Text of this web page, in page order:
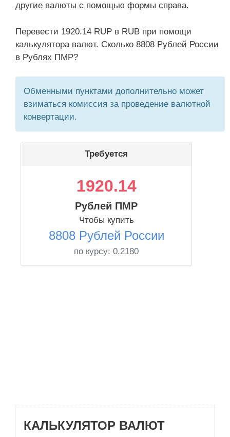
другие валюты с помощью формы справа.
Перевести 1920.14 RUP в RUB при помощи
калькулятора валют. Сколько 8808 Рублей России
в Рублях ПМР?
Обменными пунктами дополнительно может
взиматься комиссия за проведение валютной
конвертации.
Требуется
1920.14
Рублей ПМР
Чтобы купить
8808 Рублей России
по курсу: 0.2180
КАЛЬКУЛЯТОР ВАЛЮТ